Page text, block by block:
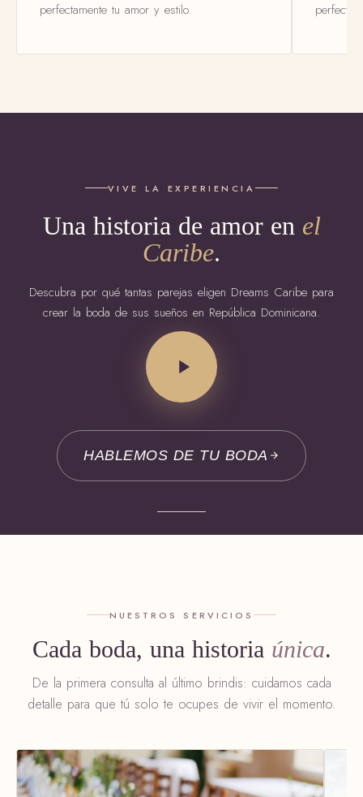
perfectamente tu amor y estilo.
perfecta
VIVE LA EXPERIENCIA
Una historia de amor en el
Caribe.
Descubra por qué tantas parejas eligen Dreams Caribe para
crear la boda de sus sueños en República Dominicana.
HABLEMOS DE TU BODA
NUESTROS SERVICIOS
Cada boda, una historia única.
De la primera consulta al último brindis: cuidamos cada
detalle para que tú solo te ocupes de vivir el momento.